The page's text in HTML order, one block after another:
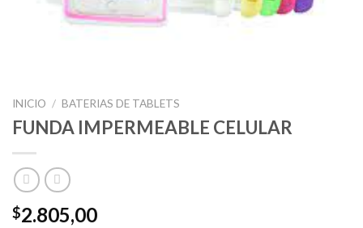
INICIO / BATERIAS DE TABLETS
FUNDA IMPERMEABLE CELULAR
$2.805,00